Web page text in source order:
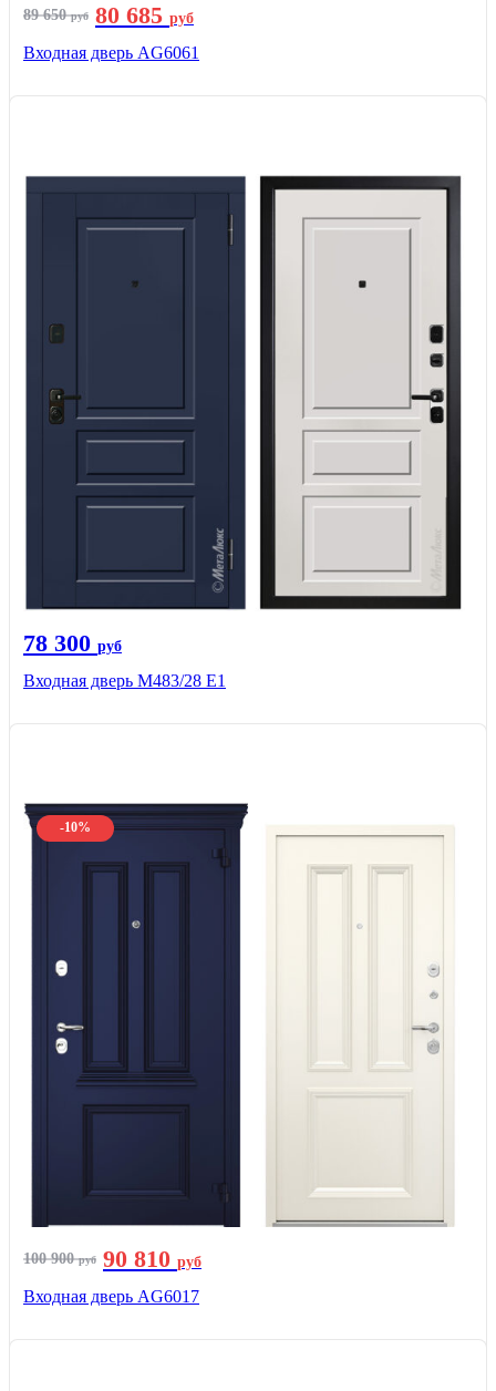
89 650руб 80 685 руб
Входная дверь AG6061
78 300 руб
Входная дверь М483/28 Е1
-10%
100 900руб 90 810 руб
Входная дверь AG6017